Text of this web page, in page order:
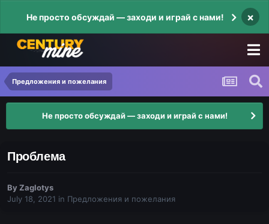
Не просто обсуждай — заходи и играй с нами! ×
Предложения и пожелания
Не просто обсуждай — заходи и играй с нами!
Проблема
ByZaglotys
July 18, 2021 in Предложения и пожелания